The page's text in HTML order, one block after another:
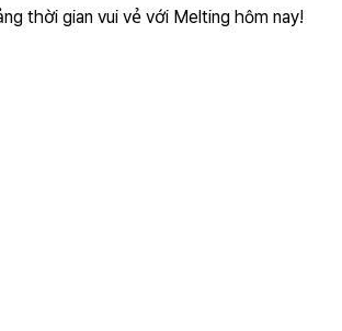
thời gian vui vẻ với Melting hôm nay!